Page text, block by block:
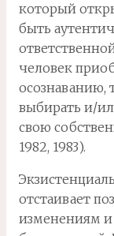
который
быть
человек
осознаванию,
выбирать и/
свою
1982, 1983).
отстаивает
изменениям и